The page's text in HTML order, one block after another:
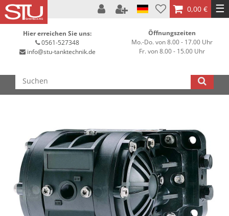
0,00 € ☰
Hier erreichen Sie uns:
0561-527348
info@stu-tanktechnik.de
Öffnungszeiten
Mo.-Do. von 8.00 - 17.00 Uhr
Fr. von 8.00 - 15.00 Uhr